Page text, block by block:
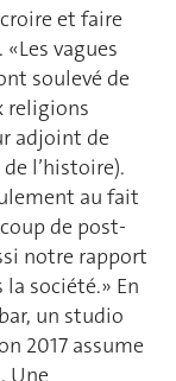
et faire
vagues
soulevé de
religions
adjoint de
l’histoire).
au fait
de post-
notre rapport
société.» En
un studio
2017 assume
Une